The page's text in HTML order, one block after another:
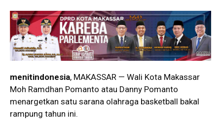
menitindonesia, MAKASSAR — Wali Kota Makassar
Moh Ramdhan Pomanto atau Danny Pomanto
menargetkan satu sarana olahraga basketball bakal
rampung tahun ini.